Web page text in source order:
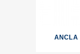
ANCLA